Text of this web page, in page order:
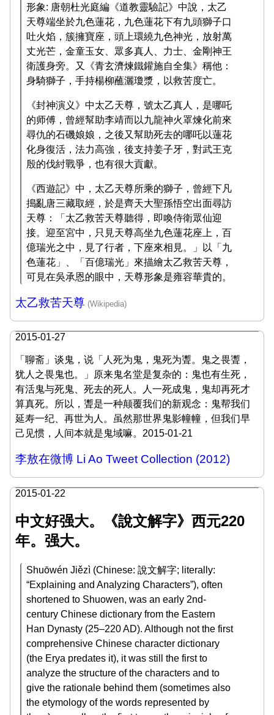
形象: 唐朝杜光庭編《道教靈驗記》中說，太乙
天尊端坐於九色蓮花，九色蓮花下有九頭獅子口
吐火焰，簇擁寶座，頭上環繞九色神光，放射萬
丈光芒，金童玉女、眾多真人、力士、金剛神王
衛護身旁。又《青玄濟煉鐵鑵施自全集》稱他：
身騎獅子，手持楊柳蘸灑瓊漿，以救苦度亡。
《封神演义》中太乙天尊，號太乙真人，是哪吒
的师傅，曾經幫助李靖而以九龍神火罩煉化前來
尋仇的石磯娘娘，之後又幫助死去的哪吒以蓮花
化身復活，法力高強，後支持姜子牙，對武王克
殷的伐紂戰爭，也有很大貢獻。
《西遊記》中，太乙天尊所乘的獅子，曾經下凡
搗亂唐三藏取經，於是齊天大聖孫悟空出面尋訪
天尊：「太乙救苦天尊聽得，即喚侍衛眾仙迎
接。迎至宮中，只見天尊高坐九色蓮花座上，百
億瑞光之中，見了行者，下座來相見。」以「九
色蓮花」、「百億瑞光」來描繪太乙救苦天尊，
可見在吳承恩的眼中，天尊形象是雍容華貴的。
太乙救苦天尊
2015-01-27
「聊斋」谈鬼，说「人死为鬼，鬼死为聻。鬼之畏聻，
犹人之畏鬼也。」原来鬼名堂是复杂的：鬼也有生死，
有活鬼与死鬼、死去的死人。人一死成鬼，鬼却再死才
算真死。所以，聻是一种颠覆我们的新观念：鬼帮我们
延寿一纪、再世为人。虽然那世界鬼影幢幢，但我们早
己见惯，人间本就是鬼域嘛。 2015-01-21
李敖在微博 Li Ao Tweet Collection (2012)
2015-01-22
中文好强大。《說文解字》西元220
年。强大。
Shuōwén Jiězì (Chinese: 說文解字; literally:
“Explaining and Analyzing Characters”), often
shortened to Shuowen, was an early 2nd-
century Chinese dictionary from the Eastern
Han Dynasty (25–220 AD). Although not the first
comprehensive Chinese character dictionary
(the Erya predates it), it was still the first to
analyze the structure of the characters and to
give the rationale behind them (sometimes also
the etymology of the words represented by